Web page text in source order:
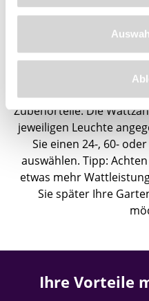
Richtiger
Die Gesamtleistung
bestimmt die Leistung
Sie dazu die Anzahl
Zubehörteile. Die
jeweiligen Leuchte
Sie einen 24-, 60-
auswählen. Tipp:
etwas mehr
Sie später Ihre
Ihre Vorteile